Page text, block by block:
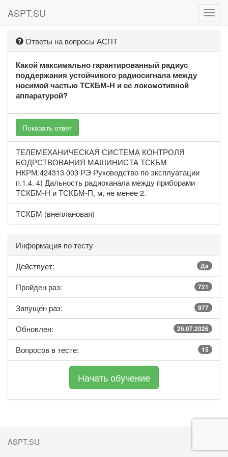
ASPT.SU
Ответы на вопросы АСПТ
Какой максимально гарантированный радиус
поддержания устойчивого радиосигнала между
носимой частью ТСКБМ-Н и ее локомотивной
аппаратурой?
Показать ответ
ТЕЛЕМЕХАНИЧЕСКАЯ СИСТЕМА КОНТРОЛЯ
БОДРСТВОВАНИЯ МАШИНИСТА ТСКБМ
НКРМ.424313.003 РЭ Руководство по эксплуатации
п.1.4. 4) Дальность радиоканала между приборами
ТСКБМ-Н и ТСКБМ-П, м, не менее 2.
ТСКБМ (внеплановая)
Информация по тесту
Действует:
Да
Пройден раз: 721
Запущен раз: 977
Обновлен: 26.07.2026
Вопросов в тесте: 15
ASPT.SU